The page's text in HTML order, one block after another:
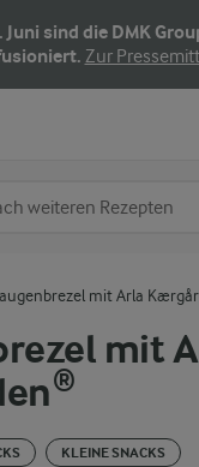
Juni sind die DMK
Zur
mit
KLEINE SNACKS
mit Arla